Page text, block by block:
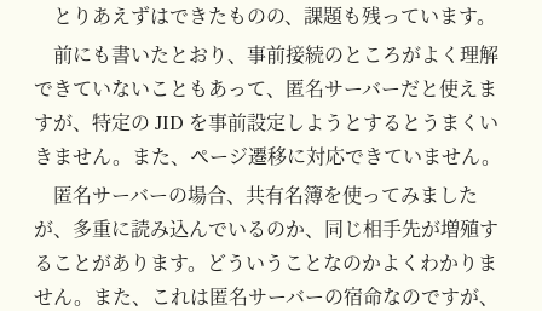
とりあえずはできたものの、課題も残っています。
前にも書いたとおり、事前接続のところがよく理解
できていないこともあって、匿名サーバーだと使えま
すが、特定の JID を事前設定しようとするとうまくい
きません。また、ページ遷移に対応できていません。
匿名サーバーの場合、共有名簿を使ってみました
が、多重に読み込んでいるのか、同じ相手先が増殖す
ることがあります。どういうことなのかよくわかりま
せん。また、これは匿名サーバーの宿命なのですが、